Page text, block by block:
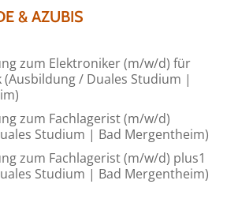
& AZUBIS
zum Elektroniker (m/w/d) für
/ Duales Studium |
zum Fachlagerist (m/w/d)
Studium | Bad Mergentheim)
zum Fachlagerist (m/w/d) plus1
Studium | Bad Mergentheim)